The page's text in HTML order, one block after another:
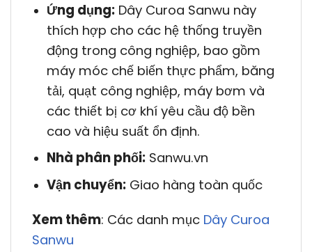
Ứng dụng:Dây Curoa Sanwu này
thích hợp cho các hệ thống truyền
động trong công nghiệp, bao gồm
máy móc chế biến thực phẩm, băng
tải, quạt công nghiệp, máy bơm và
các thiết bị cơ khí yêu cầu độ bền
cao và hiệu suất ổn định.
Nhà phân phối:Sanwu.vn
Vận chuyển:Giao hàng toàn quốc
Xem thêm: Các danh mục Dây Curoa
Sanwu